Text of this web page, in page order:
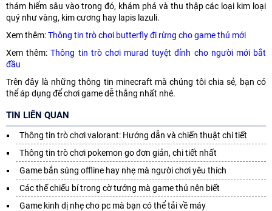
thám hiểm sâu vào trong đó, khám phá và thu thập các loại kim loại
quý như vàng, kim cương hay lapis lazuli.
Xem thêm:Thông tin trò chơi butterfly đi rừng cho game thủ mới
Xem thêm:Thông tin trò chơi murad tuyệt đỉnh cho người mới bắt
đầu
Trên đây là những thông tin minecraft mà chúng tôi chia sẻ, bạn có
thể áp dụng để chơi game dễ thắng nhất nhé.
TIN LIÊN QUAN
Thông tin trò chơi valorant: Hướng dẫn và chiến thuật chi tiết
Thông tin trò chơi pokemon go đơn giản, chi tiết nhất
Game bắn súng offline hay nhẹ mà người chơi yêu thích
Các thế chiếu bí trong cờ tướng mà game thủ nên biết
Game kinh dị nhẹ cho pc mà bạn có thể tải về máy